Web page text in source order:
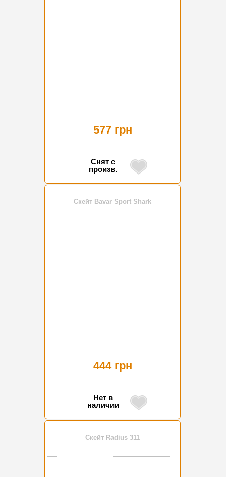
577 грн
Снят с
произв.
Скейт Bavar Sport Shark
444 грн
Нет в
наличии
Скейт Radius 311